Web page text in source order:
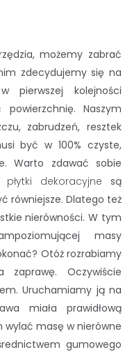
możemy zabrać
zdecydujemy się na
pierwszej kolejności
powierzchnię. Naszym
zabrudzeń, resztek
być w 100% czyste,
Warto zdawać sobie
płytki dekoracyjne są
równiejsze. Dlatego też
nierówności. W tym
masy
Otóż rozrabiamy
Oczywiście
Uruchamiamy ją na
miała prawidłową
wylać masę w nierówne
gumowego